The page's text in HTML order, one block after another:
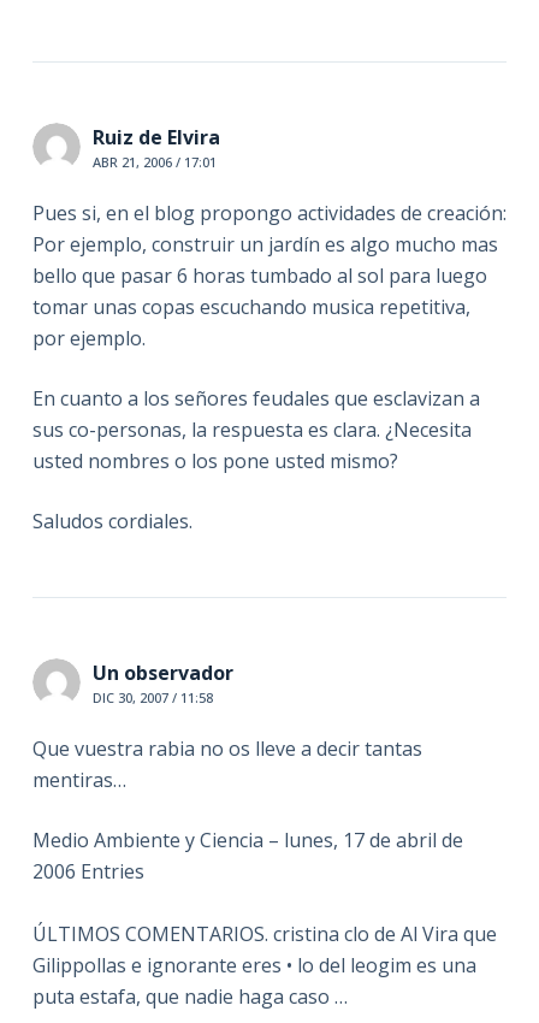
Ruiz de Elvira
ABR 21, 2006 / 17:01
Pues si, en el blog propongo actividades de creación:
Por ejemplo, construir un jardín es algo mucho mas
bello que pasar 6 horas tumbado al sol para luego
tomar unas copas escuchando musica repetitiva,
por ejemplo.
En cuanto a los señores feudales que esclavizan a
sus co-personas, la respuesta es clara. ¿Necesita
usted nombres o los pone usted mismo?
Saludos cordiales.
Un observador
DIC 30, 2007 / 11:58
Que vuestra rabia no os lleve a decir tantas
mentiras…
Medio Ambiente y Ciencia – lunes, 17 de abril de
2006 Entries
ÚLTIMOS COMENTARIOS. cristina clo de Al Vira que
Gilippollas e ignorante eres • lo del leogim es una
puta estafa, que nadie haga caso …